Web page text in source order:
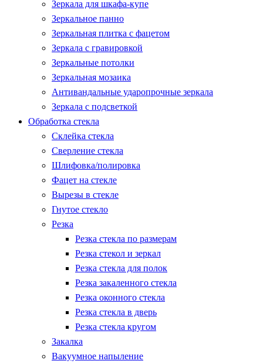
Зеркала для шкафа-купе
Зеркальное панно
Зеркальная плитка с фацетом
Зеркала с гравировкой
Зеркальные потолки
Зеркальная мозаика
Антивандальные ударопрочные зеркала
Зеркала с подсветкой
Обработка стекла
Склейка стекла
Сверление стекла
Шлифовка/полировка
Фацет на стекле
Вырезы в стекле
Гнутое стекло
Резка
Резка стекла по размерам
Резка стекол и зеркал
Резка стекла для полок
Резка закаленного стекла
Резка оконного стекла
Резка стекла в дверь
Резка стекла кругом
Закалка
Вакуумное напыление